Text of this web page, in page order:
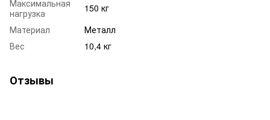
Максимальная
нагрузка
150 кг
Материал
Металл
Вес
10,4 кг
Отзывы